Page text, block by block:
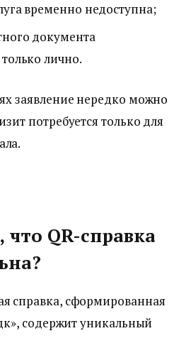
временно недоступна;
документа
лично.
заявление нередко можно
потребуется только для
QR-справка
справка, сформированная
содержит уникальный